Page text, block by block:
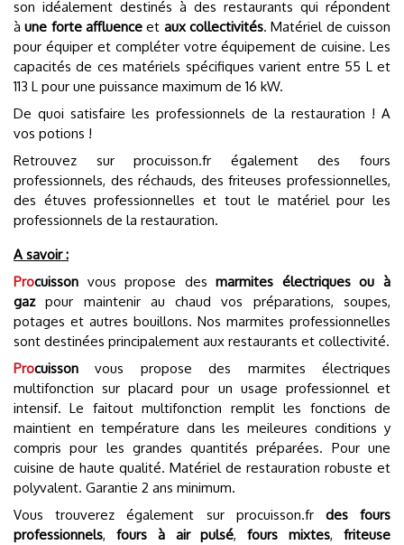
son idéalement destinés à des restaurants qui répondent
àune forte affluence et aux collectivités. Matériel de cuisson
pour équiper et compléter votre équipement de cuisine. Les
capacités de ces matériels spécifiques varient entre 55 L et
113 L pour une puissance maximum de 16 kW.
De quoi satisfaire les professionnels de la restauration ! A
vos potions !
Retrouvez sur procuisson.fr également des fours
professionnels, des réchauds, des friteuses professionnelles,
des étuves professionnelles et tout le matériel pour les
professionnels de la restauration.
A savoir :
Procuisson vous propose des marmites électriques ou à
gazpour maintenir au chaud vos préparations, soupes,
potages et autres bouillons. Nos marmites professionnelles
sont destinées principalement aux restaurants et collectivité.
Procuisson vous propose des marmites électriques
multifonction sur placard pour un usage professionnel et
intensif. Le faitout multifonction remplit les fonctions de
maintient en température dans les meileures conditions y
compris pour les grandes quantités préparées. Pour une
cuisine de haute qualité. Matériel de restauration robuste et
polyvalent. Garantie 2 ans minimum.
Vous trouverez également sur procuisson.fr des fours
professionnels, fours à air pulsé,fours mixtes,friteuse